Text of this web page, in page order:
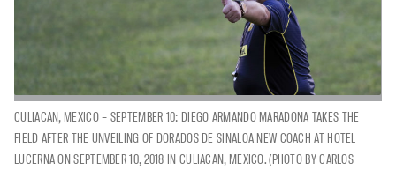
CULIACAN, MEXICO – SEPTEMBER 10: DIEGO ARMANDO MARADONA TAKES THE
FIELD AFTER THE UNVEILING OF DORADOS DE SINALOA NEW COACH AT HOTEL
LUCERNA ON SEPTEMBER 10, 2018 IN CULIACAN, MEXICO. (PHOTO BY CARLOS